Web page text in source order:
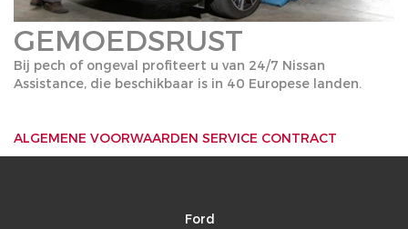
GEMOEDSRUST
Bij pech of ongeval profiteert u van 24/7 Nissan
Assistance, die beschikbaar is in 40 Europese landen.
ALGEMENE VOORWAARDEN SERVICE CONTRACT
Ford